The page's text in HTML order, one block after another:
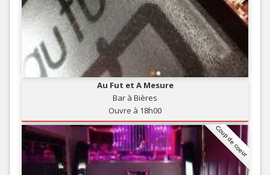
Au Fut et A Mesure
Bar à Bières
Ouvre à 18h00
Coup de coeur